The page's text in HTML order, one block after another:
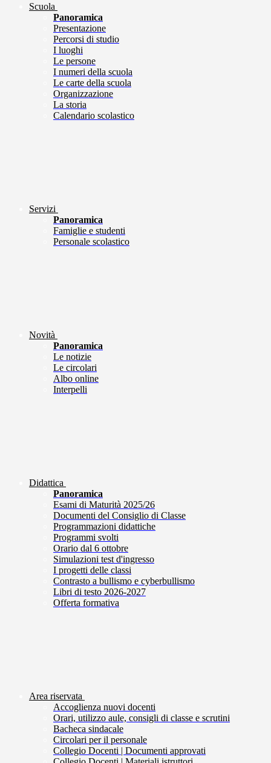
Scuola
Panoramica
Presentazione
Percorsi di studio
I luoghi
Le persone
I numeri della scuola
Le carte della scuola
Organizzazione
La storia
Calendario scolastico
Servizi
Panoramica
Famiglie e studenti
Personale scolastico
Novità
Panoramica
Le notizie
Le circolari
Albo online
Interpelli
Didattica
Panoramica
Esami di Maturità 2025/26
Documenti del Consiglio di Classe
Programmazioni didattiche
Programmi svolti
Orario dal 6 ottobre
Simulazioni test d'ingresso
I progetti delle classi
Contrasto a bullismo e cyberbullismo
Libri di testo 2026-2027
Offerta formativa
Area riservata
Accoglienza nuovi docenti
Orari, utilizzo aule, consigli di classe e scrutini
Bacheca sindacale
Circolari per il personale
Collegio Docenti | Documenti approvati